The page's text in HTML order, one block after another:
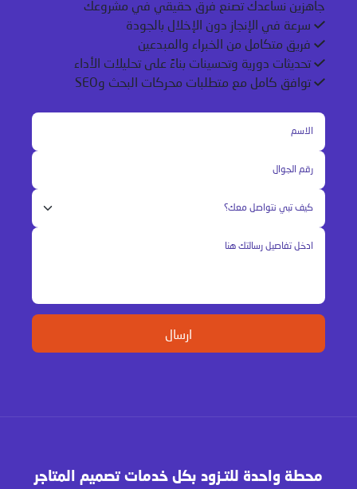
جاهزين نساعدك تصنع فرق حقيقي في مشروعك
سرعة في الإنجاز دون الإخلال بالجودة
فريق متكامل من الخبراء والمبدعين
تحديثات دورية وتحسينات بناءً على تحليلات الأداء
توافق كامل مع متطلبات محركات البحث وSEO
محطة واحدة للتـزود بكل خدمات تصميم المتاجر